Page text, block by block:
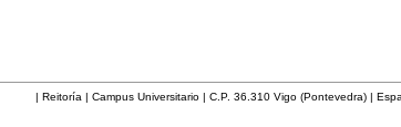
| Reitoría | Campus Universitario | C.P. 36.310 Vigo (Pontevedra) |